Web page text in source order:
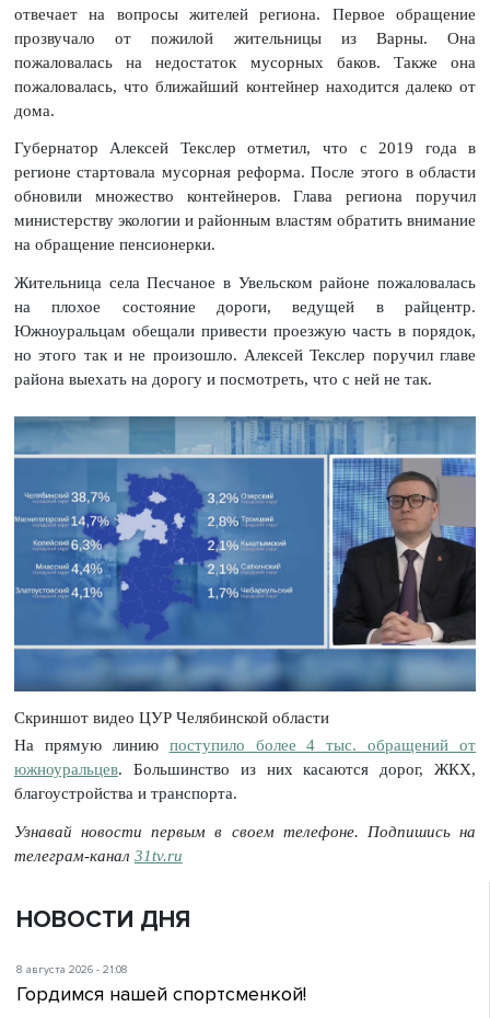
отвечает на вопросы жителей региона. Первое обращение
прозвучало от пожилой жительницы из Варны. Она
пожаловалась на недостаток мусорных баков. Также она
пожаловалась, что ближайший контейнер находится далеко от
дома.
Губернатор Алексей Текслер отметил, что с 2019 года в
регионе стартовала мусорная реформа. После этого в области
обновили множество контейнеров. Глава региона поручил
министерству экологии и районным властям обратить внимание
на обращение пенсионерки.
Жительница села Песчаное в Увельском районе пожаловалась
на плохое состояние дороги, ведущей в райцентр.
Южноуральцам обещали привести проезжую часть в порядок,
но этого так и не произошло. Алексей Текслер поручил главе
района выехать на дорогу и посмотреть, что с ней не так.
Скриншот видео ЦУР Челябинской области
На прямую линию поступило более 4 тыс. обращений от
южноуральцев. Большинство из них касаются дорог, ЖКХ,
благоустройства и транспорта.
Узнавай новости первым в своем телефоне. Подпишись на
телеграм-канал 31tv.ru
НОВОСТИ ДНЯ
8 августа 2026 - 21:08
Гордимся нашей спортсменкой!